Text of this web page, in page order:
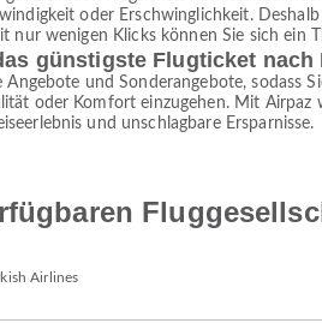
oder Erschwinglichkeit.
nur wenigen Klicks können Sie sich ein
günstigste Flugticket nach
Angebote und Sonderangebote, sodass
oder Komfort einzugehen. Mit
und unschlagbare Ersparnisse.
Airlines